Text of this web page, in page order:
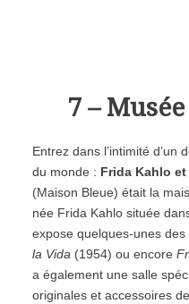
7 –
Entrez dans l’intimité d’un
du monde : Frida Kahlo
(Maison Bleue) était la
née Frida Kahlo située
expose quelques-unes
la Vida(1954) ou encore
a également une salle
originales et accessoires